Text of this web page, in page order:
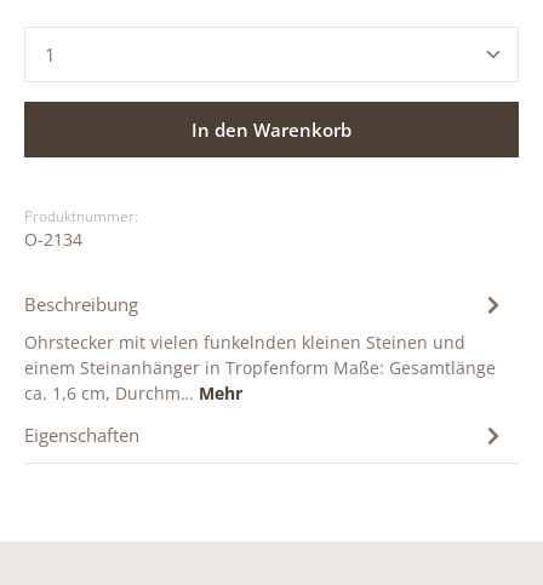
Produkt Anzahl: Gib den gewünschten Wert ein
In den Warenkorb
Produktnummer:
O-2134
Beschreibung
Ohrstecker mit vielen funkelnden kleinen Steinen und
einem Steinanhänger in Tropfenform Maße: Gesamtlänge
ca. 1,6 cm, Durchm… Mehr
Eigenschaften